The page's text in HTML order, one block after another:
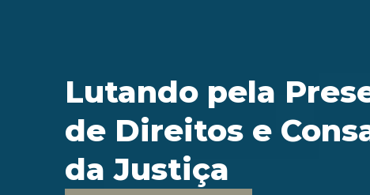
Lutando pela
de Direitos e
da Justiça